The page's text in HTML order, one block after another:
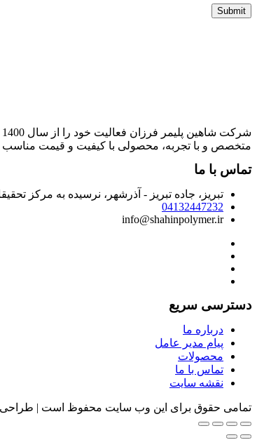
متخصص و با تجربه، محصولی با کیفیت و قیمت مناسب
تماس با ما
تبریز، جاده تبریز - آذرشهر، نرسیده به مرکز
04132447232
info@shahinpolymer.ir
دسترسی سریع
درباره ما
پیام مدیر عامل
محصولات
تماس با ما
نقشه سایت
تمامی حقوق برای این وب سایت محفوظ است | طراحی